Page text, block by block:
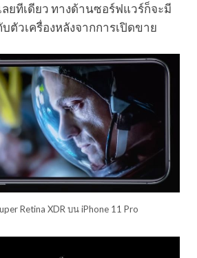
ลยทีเดียว ทางด้านซอร์ฟแวร์ก็จะมี
ตัวเครื่องหลังจากการเปิดขาย
Retina XDR บน iPhone 11 Pro